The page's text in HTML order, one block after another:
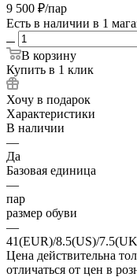
9 500 ₽/пар
Есть в наличии в 1
В корзину
Купить в 1 клик
Хочу в подарок
Характеристики
В наличии
—
Да
Базовая единица
—
пар
размер обуви
—
41(EUR)/8.5(US)/
Цена действительна
отличаться от цен в